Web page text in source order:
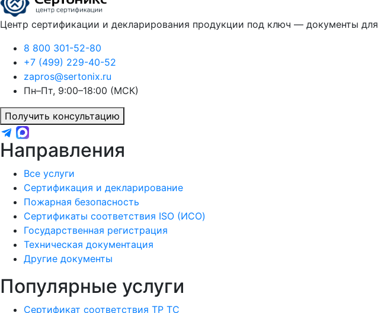
Центр сертификации и декларирования продукции под ключ — документы
8 800 301-52-80
+7 (499) 229-40-52
zapros@sertonix.ru
Пн–Пт, 9:00–18:00 (МСК)
Получить консультацию
Направления
Все услуги
Сертификация и декларирование
Пожарная безопасность
Сертификаты соответствия ISO (ИСО)
Государственная регистрация
Техническая документация
Другие документы
Популярные услуги
Сертификат соответствия ТР ТС